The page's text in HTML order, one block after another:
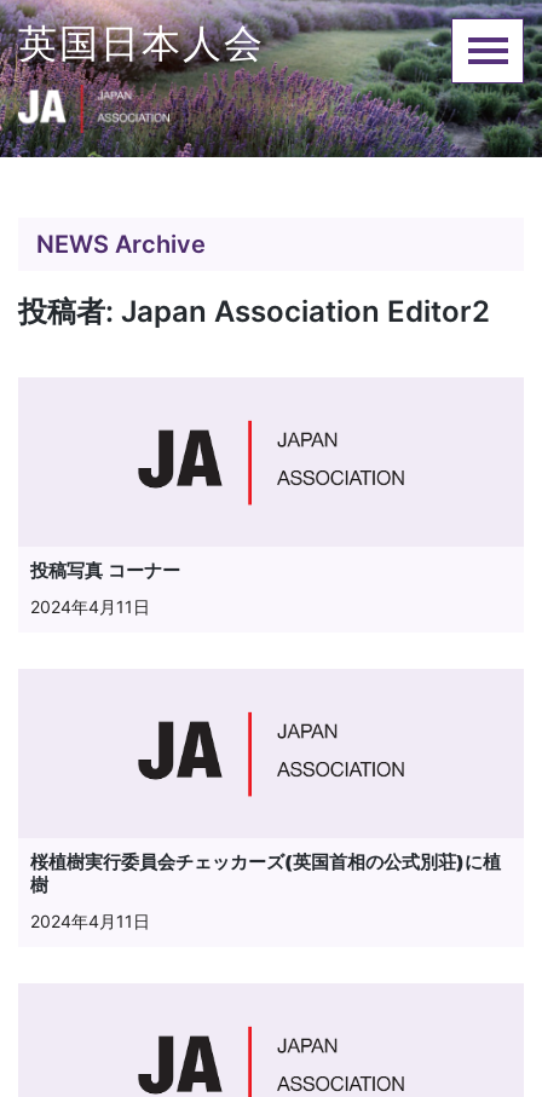
Skip
to
content
英国日本人会
NEWS Archive
投稿者: Japan Association Editor2
投稿写真 コーナー
2024年4月11日
桜植樹実行委員会チェッカーズ(英国首相の公式別荘)に植
樹
2024年4月11日